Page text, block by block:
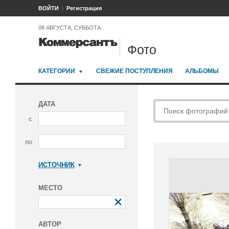
ВОЙТИ Регистрация
08 АВГУСТА, СУББОТА
Фото
КАТЕГОРИИ СВЕЖИЕ ПОСТУПЛЕНИЯ АЛЬБОМЫ
ДАТА
с
по
ИСТОЧНИК
МЕСТО
АВТОР